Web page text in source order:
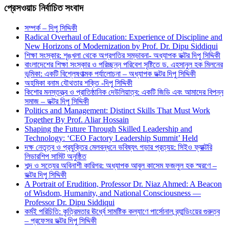
প্রেসওয়াচ নির্বাচিত সংবাদ
সম্পর্ক – দিপু সিদ্দিকী
Radical Overhaul of Education: Experience of Discipline and
New Horizons of Modernization by Prof. Dr. Dipu Siddiqui
শিক্ষা সংস্কার: শৃঙ্খলা থেকে অগ্রগতির সম্ভাবনা- অধ্যাপক ডক্টর দিপু সিদ্দিকী
বাংলাদেশের শিক্ষা সংস্কার ও পরিচ্ছন্ন পরিবেশ সৃষ্টিতে ড. এহসানুল হক মিলনের
ভূমিকা: একটি বিশ্লেষণাত্মক পর্যালোচনা – অধ্যাপক ডক্টর দিপু সিদ্দিকী
অহমিকা বনাম যৌথতার শক্তি -দিপু সিদ্দিকী
কিশোর মনস্তত্ত্ব ও প্রাতিষ্ঠানিক দেউলিয়াত্ব: একটি জিডি এবং আমাদের বিপন্ন
সমাজ – ডক্টর দিপু সিদ্দিকী
Politics and Management: Distinct Skills That Must Work
Together By Prof. Aliar Hossain
Shaping the Future Through Skilled Leadership and
Technology: ‘CEO Factory Leadership Summit’ Held
দক্ষ নেতৃত্ব ও প্রযুক্তির মেলবন্ধনে ভবিষ্যৎ গড়ার প্রত্যয়: সিইও ফ্যাক্টরি
লিডারশিপ সামিট অনুষ্ঠিত
শব্দ ও সত্যের অবিনাশী কারিগর: অধ্যাপক আবুল কাসেম ফজলুল হক স্মরণে –
ডক্টর দিপু সিদ্দিকী
A Portrait of Erudition, Professor Dr. Niaz Ahmed: A Beacon
of Wisdom, Humanity, and National Consciousness —
Professor Dr. Dipu Siddiqui
কর্মই পরিচিতি: কৃত্রিমতার ঊর্ধ্বে সামষ্টিক কল্যাণে পার্সোনাল ব্র্যান্ডিংয়ের গুরুত্ব
– প্রফেসর ডক্টর দিপু সিদ্দিকী